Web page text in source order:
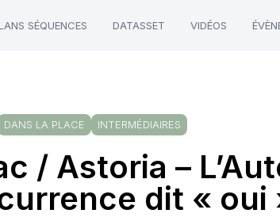
SÉQUENCES DATASSET VIDÉOS
DANS LA PLACE INTERMÉDIAIRES
/ Astoria –
dit « oui